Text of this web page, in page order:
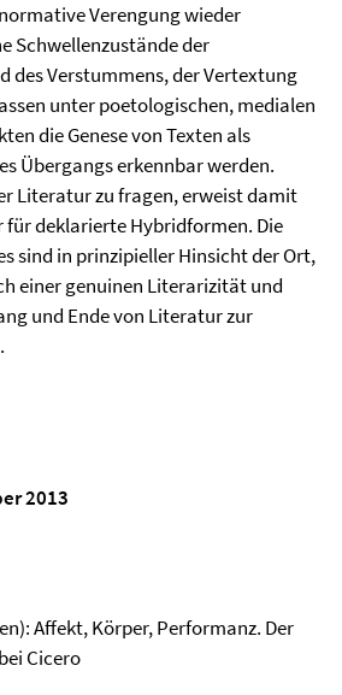
Verengung wieder
Schwellenzustände der
des Verstummens, der Vertextung
unter poetologischen, medialen
die Genese von Texten als
Übergangs erkennbar werden.
Literatur zu fragen, erweist damit
deklarierte Hybridformen. Die
sind in prinzipieller Hinsicht der Ort,
einer genuinen Literarizität und
und Ende von Literatur zur
2013
Affekt, Körper, Performanz. Der
Cicero